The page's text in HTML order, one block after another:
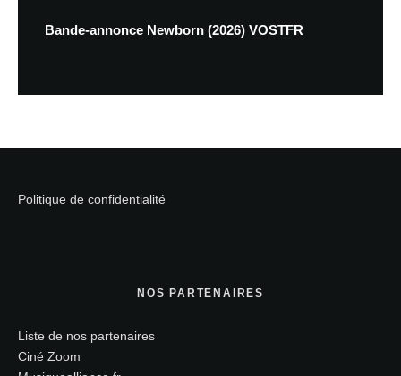
Bande-annonce Newborn (2026) VOSTFR
Politique de confidentialité
NOS PARTENAIRES
Liste de nos partenaires
Ciné Zoom